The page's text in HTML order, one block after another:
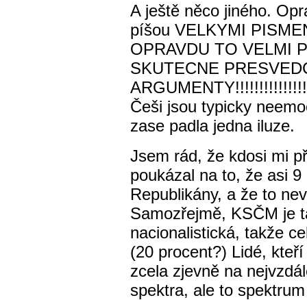
A ještě něco jiného.
píšou VELKYMI
OPRAVDU TO VELMI
SKUTECNE
Češi jsou typicky
zase padla jedna iluze.
Jsem rád, že kdosi mi
poukázal na to, že asi
Republikány, a že to
Samozřejmě, KSČM je
nacionalistická, takže
(20 procent?) Lidé,
zcela zjevně na
spektra, ale to